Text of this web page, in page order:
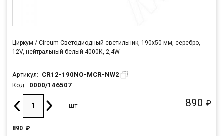
Циркум / Circum Светодиодный светильник, 190x50 мм, серебро,
12V, нейтральный белый 4000К, 2,4W
Артикул: CR12-190NO-MCR-NW2
Код: 0000/146507
890 ₽
шт
890 ₽